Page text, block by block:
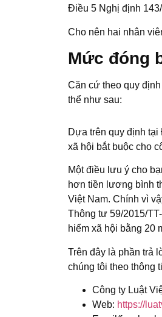
Điều 5 Nghị định
Cho nên hai nhân
Mức đóng
Căn cứ theo quy
thể như sau:
Dựa trên quy định
xã hội bắt buộc cho
Một điều lưu ý cho
hơn tiền lương bình
Việt Nam. Chính vì
Thông tư 59/2015/
hiểm xã hội bằng 20
Trên đây là phần trả
chúng tôi theo thông
Công ty Luật
Web: https://